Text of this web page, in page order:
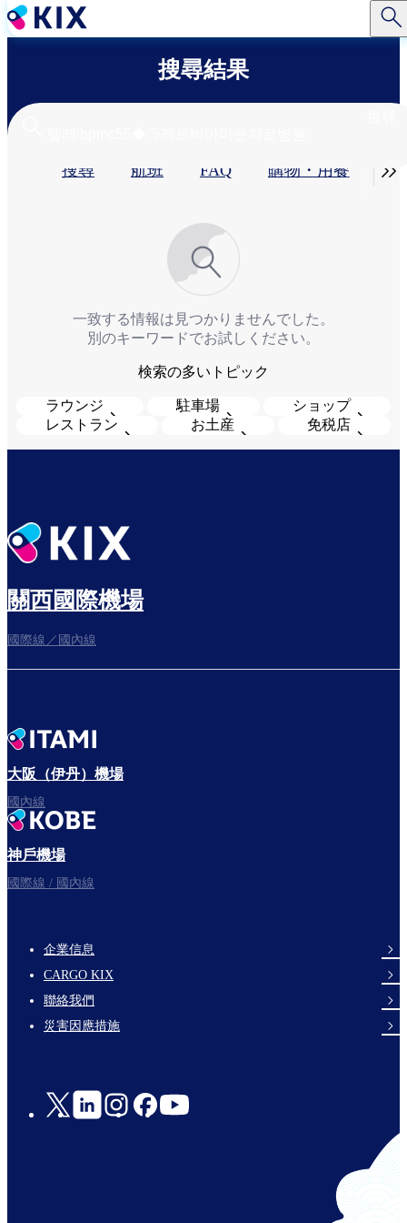
移
至
搜尋結果
Primary
搜尋 航班 FAQ 購物・用餐​ 服

一致する情報は見つかりませんでした。
別のキーワードでお試しください。
検索の多いトピック
ラウンジ 駐車場
ショップ
レストラン
お土産 免税店
關西國際機場
國際線／國內線
大阪（伊丹）機場
國內線
神戶機場
國際線 / 國內線
footer-
links-
en-
企業信息
CARGO KIX
聯絡我們
災害因應措施
Social